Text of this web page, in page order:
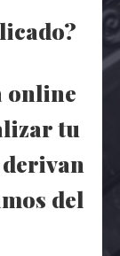
online
tu
del